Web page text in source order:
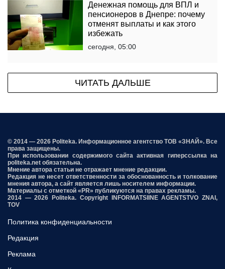
Денежная помощь для ВПЛ и
пенсионеров в Днепре: почему
отменят выплаты и как этого
избежать
сегодня, 05:00
ЧИТАТЬ ДАЛЬШЕ
© 2014 — 2026 Politeka. Информационное агентство ТОВ «ЗНАЙ». Все
права защищены.
При использовании содержимого сайта активная гиперссылка на
politeka.net обязательна.
Мнение автора статьи не отражает мнение редакции.
Редакция не несет ответственности за обоснованность и толкование
мнения автора, а сайт является лишь носителем информации.
Материалы с отметкой «PR» публикуются на правах рекламы.
2014 — 2026 Politeka. Copyright INFORMATSIINE AGENTSTVO ZNAI,
TOV
Политика конфиденциальности
Редакция
Реклама